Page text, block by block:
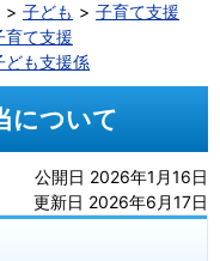
子ども
子育て支援
育て支援
ども支援係
について
公開日 2026年1月16日
更新日 2026年6月17日